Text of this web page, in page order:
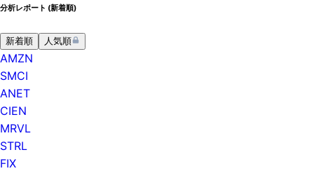
分析レポート (新着順)
新着順 人気順
AMZN
SMCI
ANET
CIEN
MRVL
STRL
FIX